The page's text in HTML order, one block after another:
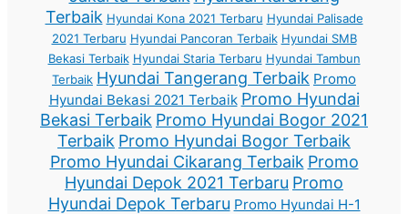
Terbaik Hyundai Kona 2021 Terbaru Hyundai Palisade
2021 Terbaru Hyundai Pancoran Terbaik Hyundai SMB
Bekasi Terbaik Hyundai Staria Terbaru Hyundai Tambun
Terbaik Hyundai Tangerang Terbaik Promo
Hyundai Bekasi 2021 Terbaik Promo Hyundai
Bekasi Terbaik Promo Hyundai Bogor 2021
Terbaik Promo Hyundai Bogor Terbaik
Promo Hyundai Cikarang Terbaik Promo
Hyundai Depok 2021 Terbaru Promo
Hyundai Depok Terbaru Promo Hyundai H-1